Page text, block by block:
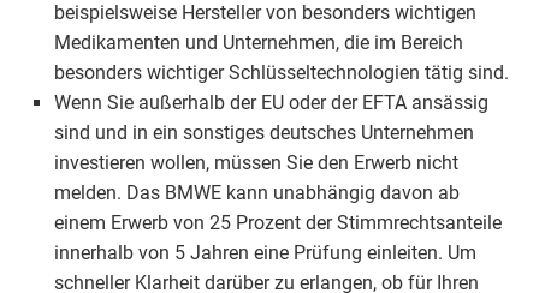
beispielsweise Hersteller von besonders wichtigen
Medikamenten und Unternehmen, die im Bereich
besonders wichtiger Schlüsseltechnologien tätig sind.
Wenn Sie außerhalb der EU oder der EFTA ansässig
sind und in ein sonstiges deutsches Unternehmen
investieren wollen, müssen Sie den Erwerb nicht
melden. Das BMWE kann unabhängig davon ab
einem Erwerb von 25 Prozent der Stimmrechtsanteile
innerhalb von 5 Jahren eine Prüfung einleiten. Um
schneller Klarheit darüber zu erlangen, ob für Ihren